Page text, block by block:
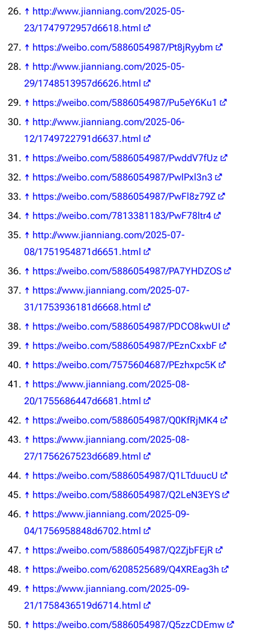
↑ http://www.jianniang.com/2025-05-
23/1747972957d6618.html
↑ https://weibo.com/5886054987/Pt8jRyybm
↑ http://www.jianniang.com/2025-05-
29/1748513957d6626.html
↑ https://weibo.com/5886054987/Pu5eY6Ku1
↑ http://www.jianniang.com/2025-06-
12/1749722791d6637.html
↑ https://weibo.com/5886054987/PwddV7fUz
↑ https://weibo.com/5886054987/PwlPxl3n3
↑ https://weibo.com/5886054987/PwFl8z79Z
↑ https://weibo.com/7813381183/PwF78ltr4
↑ http://www.jianniang.com/2025-07-
08/1751954871d6651.html
↑ https://weibo.com/5886054987/PA7YHDZOS
↑ https://www.jianniang.com/2025-07-
31/1753936181d6668.html
↑ https://weibo.com/5886054987/PDCO8kwUI
↑ https://weibo.com/5886054987/PEznCxxbF
↑ https://weibo.com/7575604687/PEzhxpc5K
↑ https://www.jianniang.com/2025-08-
20/1755686447d6681.html
↑ https://weibo.com/5886054987/Q0KfRjMK4
↑ https://www.jianniang.com/2025-08-
27/1756267523d6689.html
↑ https://weibo.com/5886054987/Q1LTduucU
↑ https://weibo.com/5886054987/Q2LeN3EYS
↑ https://www.jianniang.com/2025-09-
04/1756958848d6702.html
↑ https://weibo.com/5886054987/Q2ZjbFEjR
↑ https://weibo.com/6208525689/Q4XREag3h
↑ https://www.jianniang.com/2025-09-
21/1758436519d6714.html
↑ https://weibo.com/5886054987/Q5zzCDEmw